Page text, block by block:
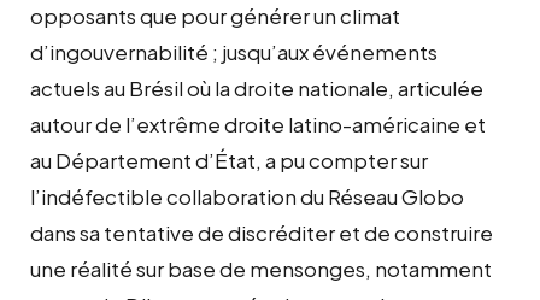
opposants que pour générer un climat
d’ingouvernabilité ; jusqu’aux événements
actuels au Brésil où la droite nationale, articulée
autour de l’extrême droite latino-américaine et
au Département d’État, a pu compter sur
l’indéfectible collaboration du Réseau Globo
dans sa tentative de discréditer et de construire
une réalité sur base de mensonges, notamment